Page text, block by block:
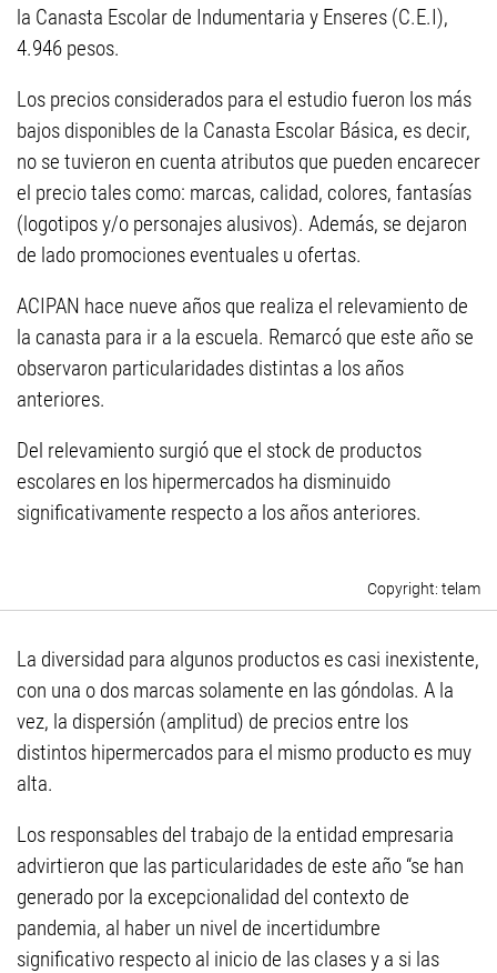
la Canasta Escolar de Indumentaria y Enseres (C.E.I),
4.946 pesos.
Los precios considerados para el estudio fueron los más
bajos disponibles de la Canasta Escolar Básica, es decir,
no se tuvieron en cuenta atributos que pueden encarecer
el precio tales como: marcas, calidad, colores, fantasías
(logotipos y/o personajes alusivos). Además, se dejaron
de lado promociones eventuales u ofertas.
ACIPAN hace nueve años que realiza el relevamiento de
la canasta para ir a la escuela. Remarcó que este año se
observaron particularidades distintas a los años
anteriores.
Del relevamiento surgió que el stock de productos
escolares en los hipermercados ha disminuido
significativamente respecto a los años anteriores.
telam
La diversidad para algunos productos es casi inexistente,
con una o dos marcas solamente en las góndolas. A la
vez, la dispersión (amplitud) de precios entre los
distintos hipermercados para el mismo producto es muy
alta.
Los responsables del trabajo de la entidad empresaria
advirtieron que las particularidades de este año “se han
generado por la excepcionalidad del contexto de
pandemia, al haber un nivel de incertidumbre
significativo respecto al inicio de las clases y a si las